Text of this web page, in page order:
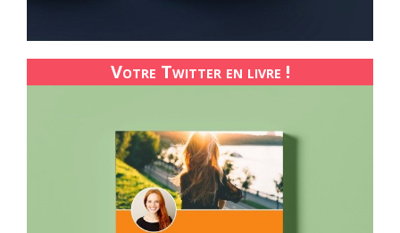
Votre Twitter en livre !